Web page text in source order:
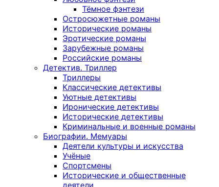
Тёмное фэнтези
Остросюжетные романы
Исторические романы
Эротические романы
Зарубежные романы
Российские романы
Детектив. Триллер
Триллеры
Классические детективы
Уютные детективы
Иронические детективы
Исторические детективы
Криминальные и военные романы
Биографии. Мемуары
Деятели культуры и искусства
Учёные
Спортсмены
Исторические и общественные
деятели